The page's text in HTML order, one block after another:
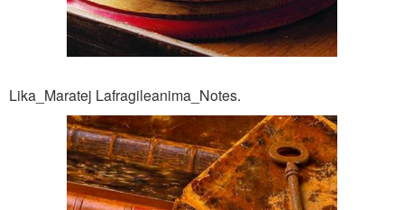
Lika_Maratej Lafragileanima_Notes.